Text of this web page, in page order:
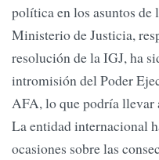
política en los asuntos de
Ministerio de Justicia,
resolución de la IGJ, ha
intromisión del Poder
AFA, lo que podría llevar
La entidad internacional
ocasiones sobre las